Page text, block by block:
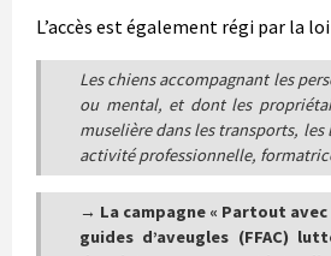
L’accès est également régi par la
Les chiens accompagnant les
ou mental, et dont les
muselière dans les transports,
activité professionnelle,
→ La campagne « Partout avec
guides d’aveugles (FFAC)